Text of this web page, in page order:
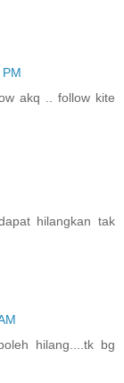
akq .. follow kite
hilangkan tak
hilang....tk bg